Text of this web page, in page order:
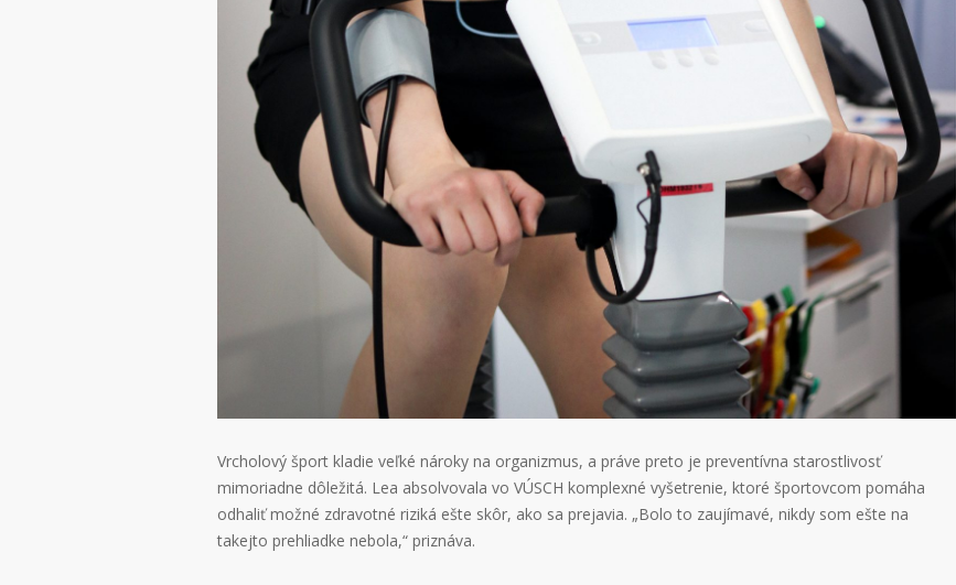
Vrcholový šport kladie veľké nároky na organizmus, a práve preto je preventívna starostlivosť
mimoriadne dôležitá. Lea absolvovala vo VÚSCH komplexné vyšetrenie, ktoré športovcom pomáha
odhaliť možné zdravotné riziká ešte skôr, ako sa prejavia. „Bolo to zaujímavé, nikdy som ešte na
takejto prehliadke nebola,“ priznáva.